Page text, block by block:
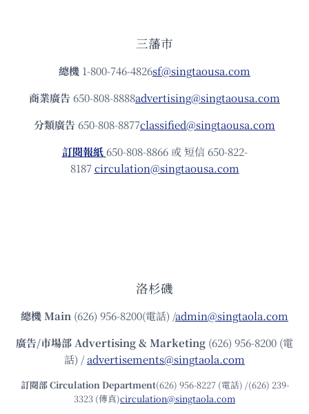
三藩市
總機 1-800-746-4826sf@singtaousa.com
商業廣告 650-808-8888advertising@singtaousa.com
分類廣告 650-808-8877classified@singtaousa.com
訂閱報紙 650-808-8866 或 短信 650-822-
8187circulation@singtaousa.com
洛杉磯
總機Main (626) 956-8200(電話) /admin@singtaola.com
廣告/市場部Advertising & Marketing (626) 956-8200 (電
話) /advertisements@singtaola.com
訂閱部 Circulation Department(626) 956-8227 (電話) /(626) 239-
3323 (傳真)circulation@singtaola.com